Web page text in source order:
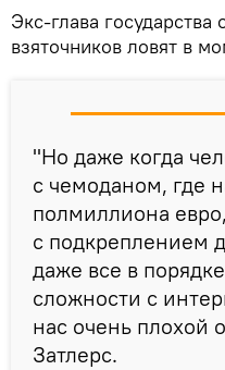
Экс-глава
взяточников ловят в
"Но даже когда
с чемоданом, где
полмиллиона
с подкреплением
даже все в
сложности с
нас очень плохой
Затлерс.